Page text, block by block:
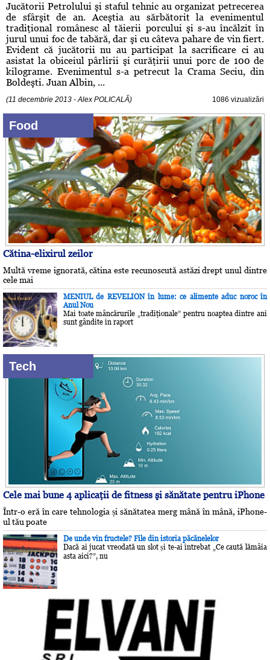
Jucătorii Petrolului şi staful tehnic au organizat petrecerea
de sfârşit de an. Aceştia au sărbătorit la evenimentul
tradiţional românesc al tăierii porcului şi s-au încălzit în
jurul unui foc de tabără, dar şi cu câteva pahare de vin fiert.
Evident că jucătorii nu au participat la sacrificare ci au
asistat la obiceiul pârlirii şi curăţirii unui porc de 100 de
kilograme. Evenimentul s-a petrecut la Crama Seciu, din
Boldeşti. Juan Albin, ...
(11 decembrie 2013 - Alex POLICALĂ) 1086 vizualizări
Food
Cătina-elixirul zeilor
Multă vreme ignorată, cătina este recunoscută astăzi drept unul dintre
cele mai
MENIUL de REVELION în lume: ce alimente aduc noroc în
Anul Nou
Mai toate mâncărurile „tradiţionale” pentru noaptea dintre ani
sunt gândite în raport
Tech
Cele mai bune 4 aplicaţii de fitness şi sănătate pentru iPhone
Într-o eră în care tehnologia și sănătatea merg mână în mână, iPhone-
ul tău poate
De unde vin fructele? File din istoria păcănelelor
Dacă ai jucat vreodată un slot și te-ai întrebat „Ce caută lămâia
asta aici?”, nu